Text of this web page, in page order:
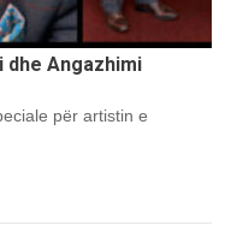
dhe Angazhimi
për artistin e